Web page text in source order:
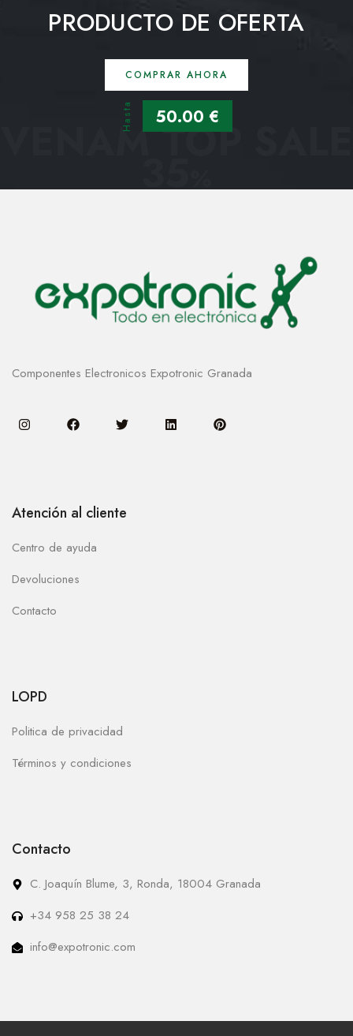
PRODUCTO DE OFERTA
COMPRAR AHORA
Hasta 50.00 €
VENAM TOP SALE
Componentes Electronicos Expotronic Granada
Atención al cliente
Centro de ayuda
Devoluciones
Contacto
LOPD
Politica de privacidad
Términos y condiciones
Contacto
C. Joaquín Blume, 3, Ronda, 18004 Granada
+34 958 25 38 24
info@expotronic.com